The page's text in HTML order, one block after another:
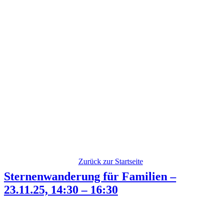
Sternenwanderung für Familien –
23.11.25, 14:30 – 16:30
Zurück zur Startseite